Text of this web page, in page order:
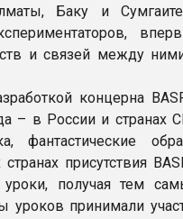
Баку и
и связей между
концерна
– в России и странах
фантастические
присутствия
получая тем
уроков принимали